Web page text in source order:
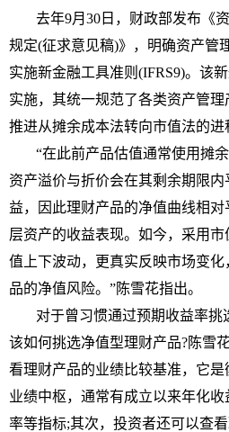
去年9月30日，财政部发布《
规定(征求意见稿)》，明确资产管
实施新金融工具准则(IFRS9)。该
实施，其统一规范了各类资产管理
推进从摊余成本法转向市值法的进
“在此前产品估值通常使用摊余
资产溢价与折价会在其剩余期限内
益，因此理财产品的净值曲线相对
层资产的收益表现。如今，采用
值上下波动，更真实反映市场变化
品的净值风险。”陈雪花指出。
对于曾习惯通过预期收益率挑
该如何挑选净值型理财产品?陈雪
看理财产品的业绩比较基准，它
业绩中枢，通常有成立以来年化收
率等指标;其次， 投资者还可以查看